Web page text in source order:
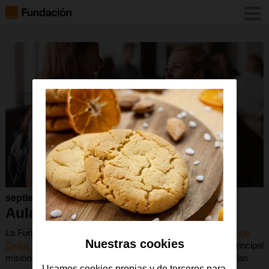
septiembre 2023
Aula Mentor
La Fundación Orange tanto con su espacio físico en el
Orange
Digital Center
como con su plataforma online, tiene como principal
misión, reducir la brecha digital y favorecer el desarrollo de las
Nuestras cookies